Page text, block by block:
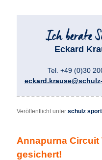
Eckard
Tel. +49 (0)30
Veröffentlicht unter schulz
Annapurna Circuit
gesichert!